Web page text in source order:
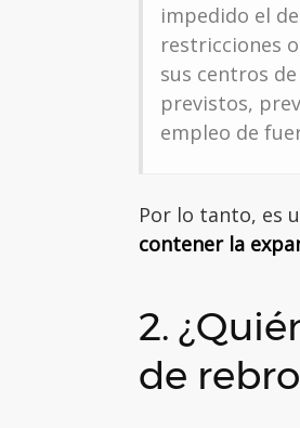
impedido el
restricciones
sus centros
previstos,
empleo de
Por lo tanto, es
contener la
2.
de